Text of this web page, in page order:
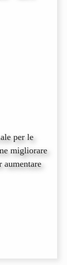
per le
migliorare
aumentare